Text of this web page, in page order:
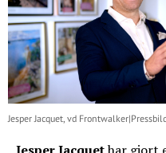
Jesper Jacquet, vd